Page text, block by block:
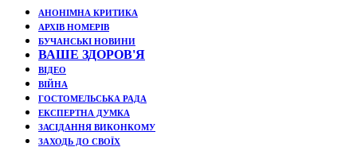
АНОНІМНА КРИТИКА
АРХІВ НОМЕРІВ
БУЧАНСЬКІ НОВИНИ
ВАШЕ ЗДОРОВ'Я
ВІДЕО
ВІЙНА
ГОСТОМЕЛЬСЬКА РАДА
ЕКСПЕРТНА ДУМКА
ЗАСІДАННЯ ВИКОНКОМУ
ЗАХОДЬ ДО СВОЇХ